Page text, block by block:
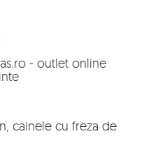
- outlet online
cainele cu freza de